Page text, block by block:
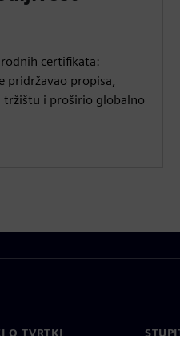
certifikata:
pridržavao propisa,
tržištu i proširio globalno
O TVRTKI